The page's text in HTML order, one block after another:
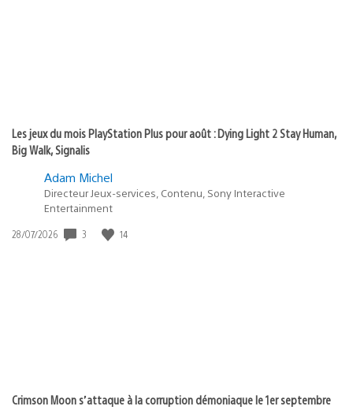
Les jeux du mois PlayStation Plus pour août : Dying Light 2 Stay Human,
Big Walk, Signalis
Adam Michel
Directeur Jeux-services, Contenu, Sony Interactive
Entertainment
Date
28/07/2026 3 14
Crimson Moon s’attaque à la corruption démoniaque le 1er septembre